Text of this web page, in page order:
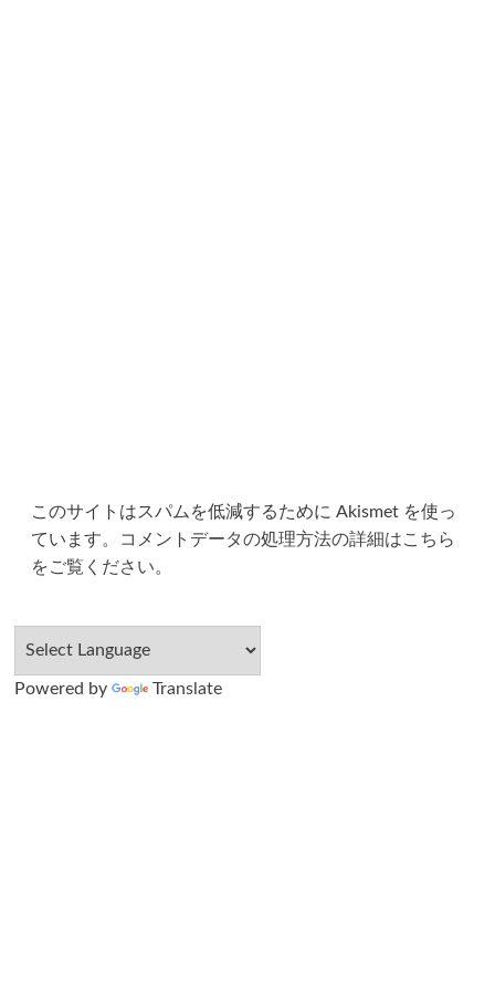
このサイトはスパムを低減するために Akismet を使っ
ています。
コメントデータの処理方法の詳細はこちら
をご覧ください。
Powered by Translate